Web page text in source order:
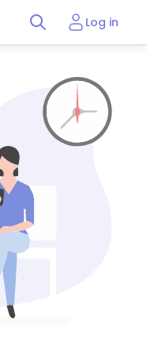
Log in